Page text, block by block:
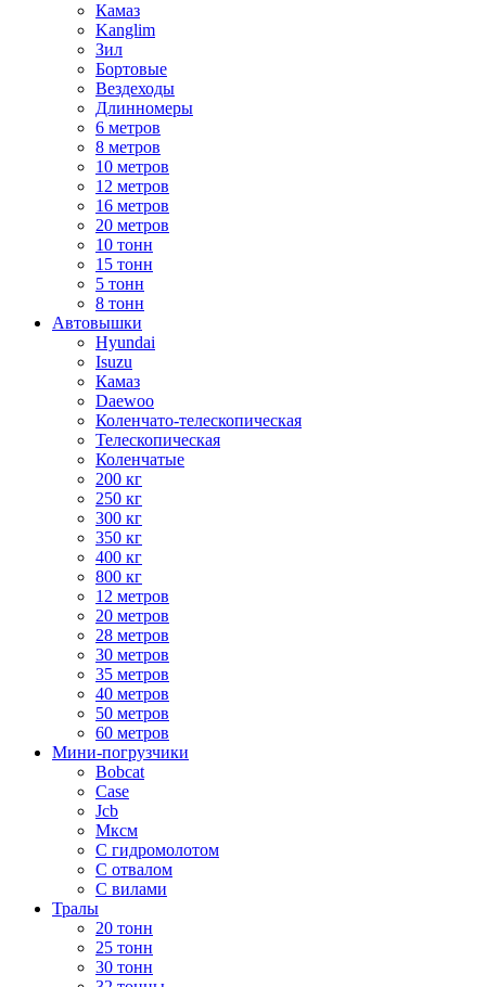
Камаз
Kanglim
Зил
Бортовые
Вездеходы
Длинномеры
6 метров
8 метров
10 метров
12 метров
16 метров
20 метров
10 тонн
15 тонн
5 тонн
8 тонн
Автовышки
Hyundai
Isuzu
Камаз
Daewoo
Коленчато-телескопическая
Телескопическая
Коленчатые
200 кг
250 кг
300 кг
350 кг
400 кг
800 кг
12 метров
20 метров
28 метров
30 метров
35 метров
40 метров
50 метров
60 метров
Мини-погрузчики
Bobcat
Case
Jcb
Мксм
С гидромолотом
С отвалом
С вилами
Тралы
20 тонн
25 тонн
30 тонн